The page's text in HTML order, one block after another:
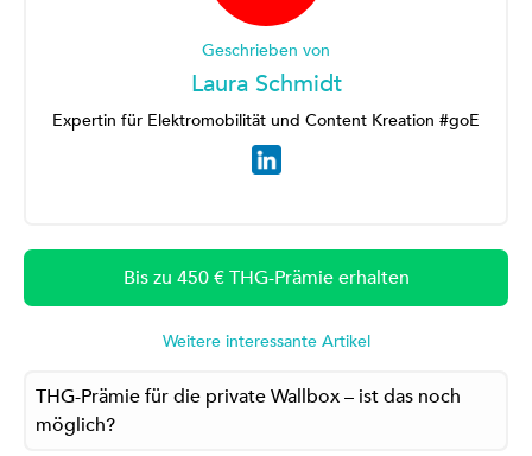
Geschrieben von
Laura Schmidt
Expertin für Elektromobilität und Content Kreation #goE
Bis zu 450 € THG-Prämie erhalten
Weitere interessante Artikel
THG-Prämie für die private Wallbox – ist das noch
möglich?